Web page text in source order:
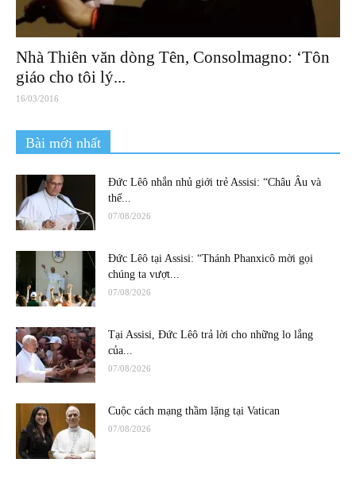
Nhà Thiên văn dòng Tên, Consolmagno: ‘Tôn
giáo cho tôi lý...
16/03/2016
Bài mới nhất
Đức Lêô nhắn nhủ giới trẻ Assisi: “Châu Âu và
thế...
07/08/2026
Đức Lêô tại Assisi: “Thánh Phanxicô mời gọi
chúng ta vượt...
07/08/2026
Tại Assisi, Đức Lêô trả lời cho những lo lắng
của...
07/08/2026
Cuộc cách mạng thầm lặng tại Vatican
07/08/2026